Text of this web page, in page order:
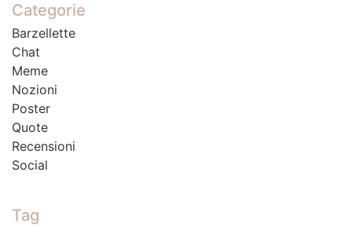
Categorie
Barzellette
Chat
Meme
Nozioni
Poster
Quote
Recensioni
Social
Tag